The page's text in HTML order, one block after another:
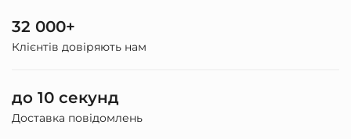
32 000+
Клієнтів довіряють нам
до 10 секунд
Доставка повідомлень